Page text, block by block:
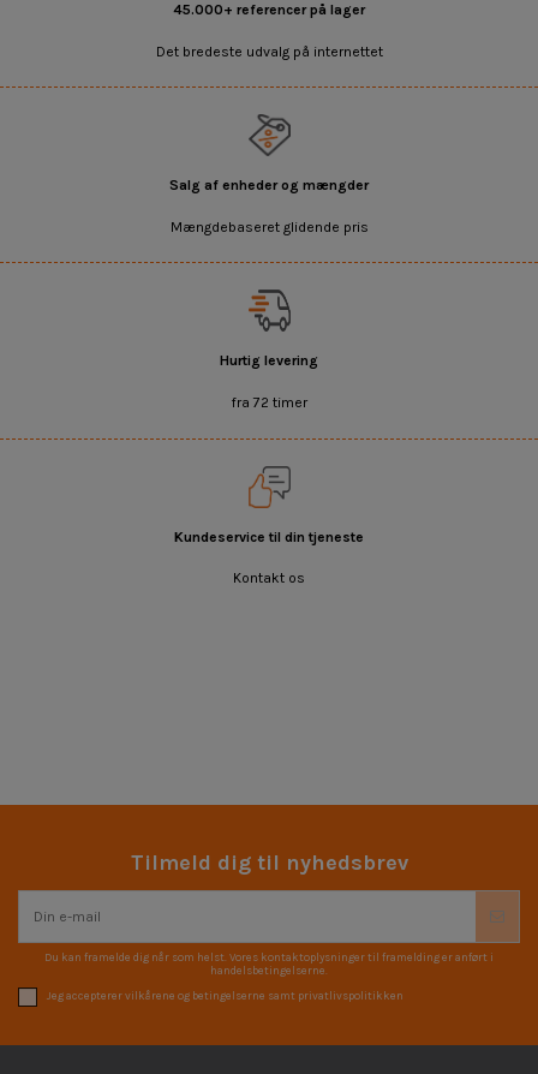
45.000+ referencer på lager
Det bredeste udvalg på internettet
Salg af enheder og mængder
Mængdebaseret glidende pris
Hurtig levering
fra 72 timer
Kundeservice til din tjeneste
Kontakt os
Tilmeld dig til nyhedsbrev
Du kan framelde dig når som helst. Vores kontaktoplysninger til framelding er anført i
handelsbetingelserne.
Jeg accepterer vilkårene og betingelserne samt privatlivspolitikken